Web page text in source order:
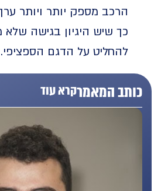
הרכב מספק יותר ויותר ערך
כך שיש היגיון בגישה שלא
להחליט על הדגם הספציפי.
המאמרקרא עוד